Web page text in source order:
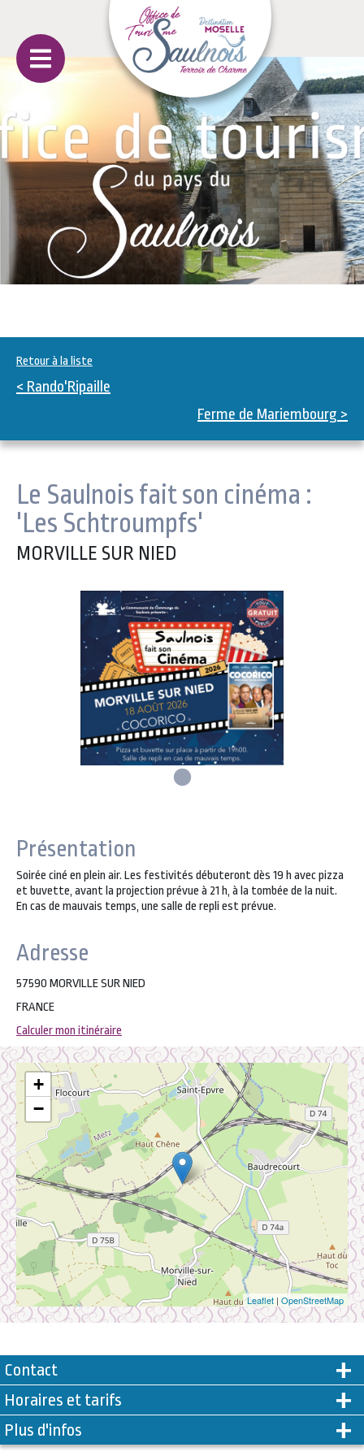
Retour à la liste
< Rando'Ripaille
Ferme de Mariembourg >
Le Saulnois fait son cinéma :
'Les Schtroumpfs'
MORVILLE SUR NIED
Présentation
Soirée ciné en plein air. Les festivités débuteront dès 19 h avec pizza
et buvette, avant la projection prévue à 21 h, à la tombée de la nuit.
En cas de mauvais temps, une salle de repli est prévue.
Adresse
57590 MORVILLE SUR NIED
FRANCE
Calculer mon itinéraire
+
−
Leaflet | OpenStreetMap
Contact
Horaires et tarifs
Plus d'infos